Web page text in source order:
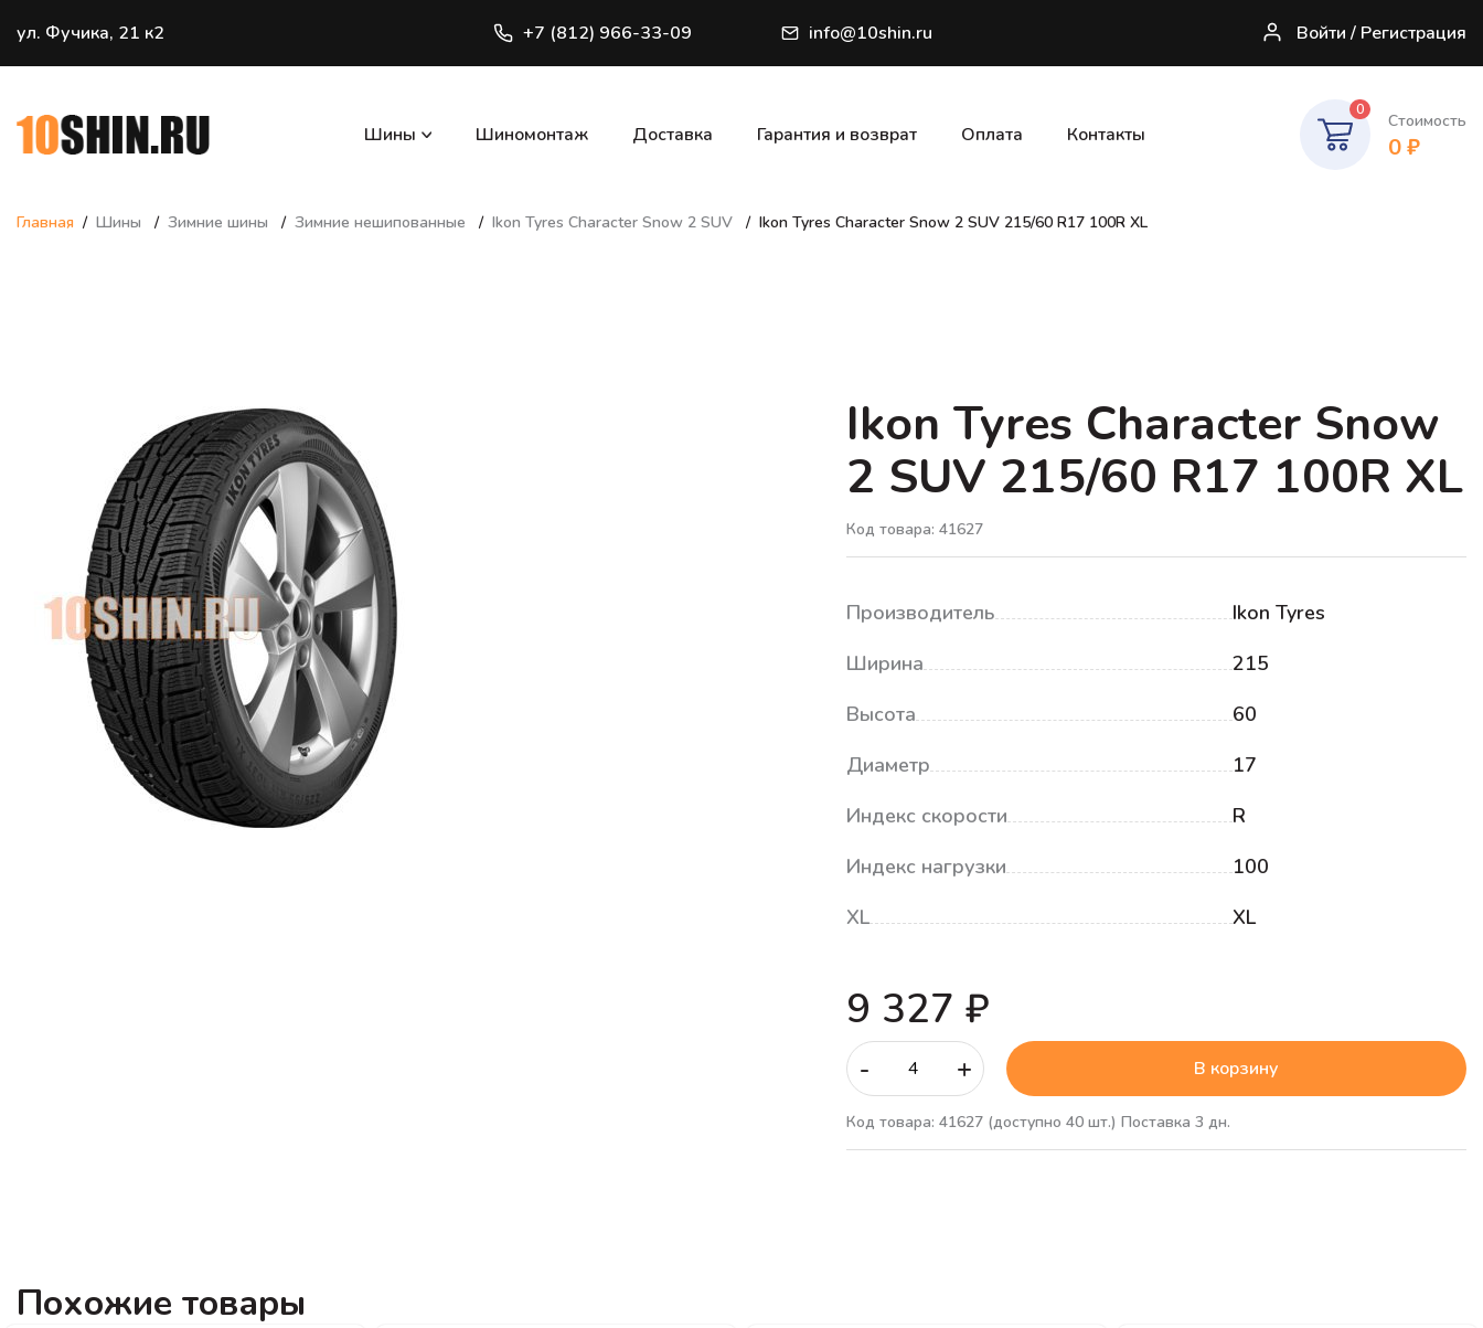
ул. Фучика, 21 к2 +7 (812) 966-33-09 info@10shin.ru Войти / Регистрация
Шины Шиномонтаж Доставка Гарантия и возврат Оплата Контакты
0
Стоимость
0₽
Главная Шины Зимние шины Зимние нешипованные Ikon Tyres Character Snow 2 SUV Ikon Tyres Character Snow 2 SUV 215/60 R17 100R XL
Ikon Tyres Character Snow
2 SUV 215/60 R17 100R XL
Код товара: 41627
Производитель
Ikon Tyres
Ширина
215
Высота
60
Диаметр
17
Индекс скорости
R
Индекс нагрузки
100
XL
XL
9 327 ₽
- + В корзину
Код товара: 41627 (доступно 40 шт.) Поставка 3 дн.
Похожие товары